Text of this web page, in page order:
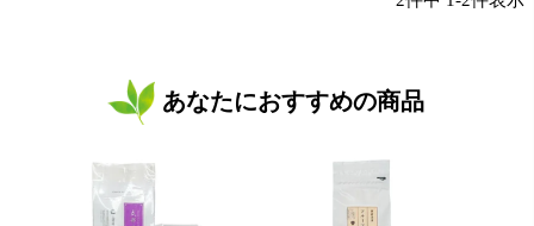
あなたにおすすめの商品